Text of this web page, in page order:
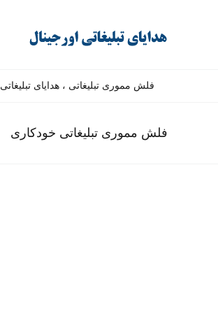
فلش مموری تبلیغاتی ، هدایای تبلیغاتی
فلش مموری تبلیغاتی خودکاری